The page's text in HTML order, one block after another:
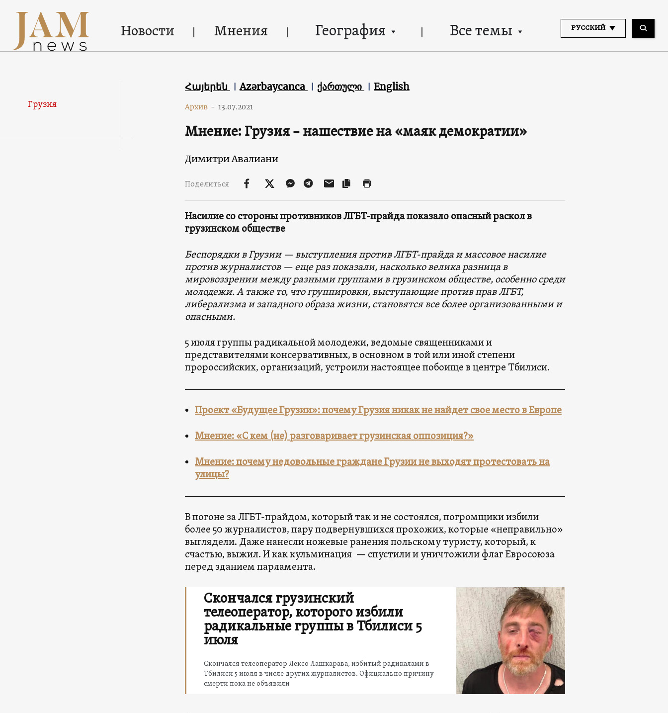
Новости Мнения География Все темы РУССКИЙ
Грузия
Հայերեն Azərbaycanca ქართული English
Архив - 13.07.2021
Мнение: Грузия – нашествие на «маяк демократии»
Димитри Авалиани
Поделиться
Насилие со стороны противников ЛГБТ-прайда показало опасный раскол в
грузинском обществе
Беспорядки в Грузии — выступления против ЛГБТ-прайда и массовое насилие
против журналистов — еще раз показали, насколько велика разница в
мировоззрении между разными группами в грузинском обществе, особенно среди
молодежи. А также то, что группировки, выступающие против прав ЛГБТ,
либерализма и западного образа жизни, становятся все более организованными и
опасными.
5 июля группы радикальной молодежи, ведомые священниками и
представителями консервативных, в основном в той или иной степени
пророссийских, организаций, устроили настоящее побоище в центре Тбилиси.
Проект «Будущее Грузии»: почему Грузия никак не найдет свое место в Европе
Мнение: «С кем (не) разговаривает грузинская оппозиция?»
Мнение: почему недовольные граждане Грузии не выходят протестовать на
улицы?
В погоне за ЛГБТ-прайдом, который так и не состоялся, погромщики избили
более 50 журналистов, пару подвернувшихся прохожих, которые «неправильно»
выглядели. Даже нанесли ножевые ранения польскому туристу, который, к
счастью, выжил. И как кульминация — спустили и уничтожили флаг Евросоюза
перед зданием парламента.
Скончался грузинский
телеоператор, которого избили
радикальные группы в Тбилиси 5
июля
Скончался телеоператор Лексо Лашкарава, избитый радикалами в
Тбилиси 5 июля в числе других журналистов. Официально причину
смерти пока не объявили